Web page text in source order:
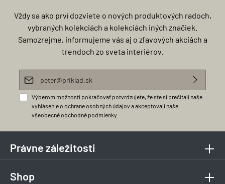
Vždy sa ako prví dozviete o nových produktových radoch,
vybraných kolekciách a kolekciách iných značiek.
Samozrejme, informujeme vás aj o zľavových akciách a
trendoch zo sveta interiérov.
E-mailová adresa*
Výberom možnosti pokračovať potvrdzujete, že ste si prečítali naše
vyhlásenie o ochrane osobných údajova akceptovali naše
všeobecné obchodné podmienky
Právne záležitosti
Shop